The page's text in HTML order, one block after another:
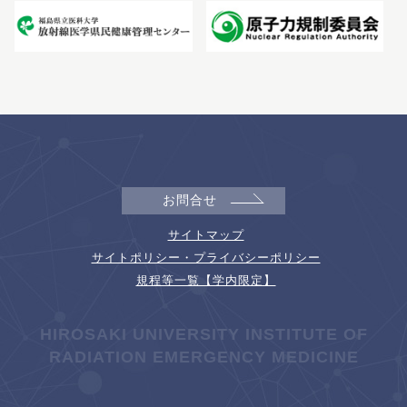
お問合せ
サイトマップ
サイトポリシー・プライバシーポリシー
規程等一覧【学内限定】
HIROSAKI UNIVERSITY INSTITUTE OF
RADIATION EMERGENCY MEDICINE